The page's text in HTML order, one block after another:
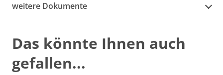
weitere Dokumente
Das könnte Ihnen auch
gefallen...